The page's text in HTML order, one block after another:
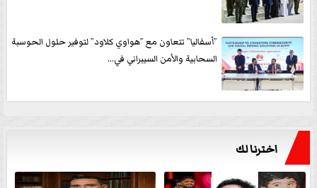
”أسفاليا” تتعاون مع ”هواوي كلاود” لتوفير حلول الحوسبة
السحابية والأمن السيبراني في...
اخترنا لك